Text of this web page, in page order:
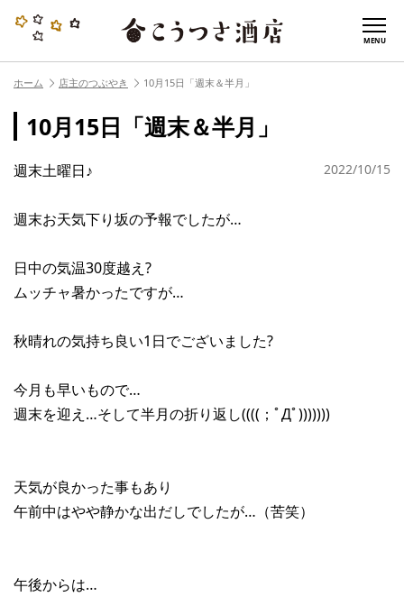
MENU
ホーム 店主のつぶやき 10月15日「週末＆半月」
10月15日「週末＆半月」
2022/10/15
週末土曜日♪
週末お天気下り坂の予報でしたが…
日中の気温30度越え?
ムッチャ暑かったですが…
秋晴れの気持ち良い1日でございました?
今月も早いもので…
週末を迎え…そして半月の折り返し((((；ﾟДﾟ)))))))
天気が良かった事もあり
午前中はやや静かな出だしでしたが…（苦笑）
午後からは…